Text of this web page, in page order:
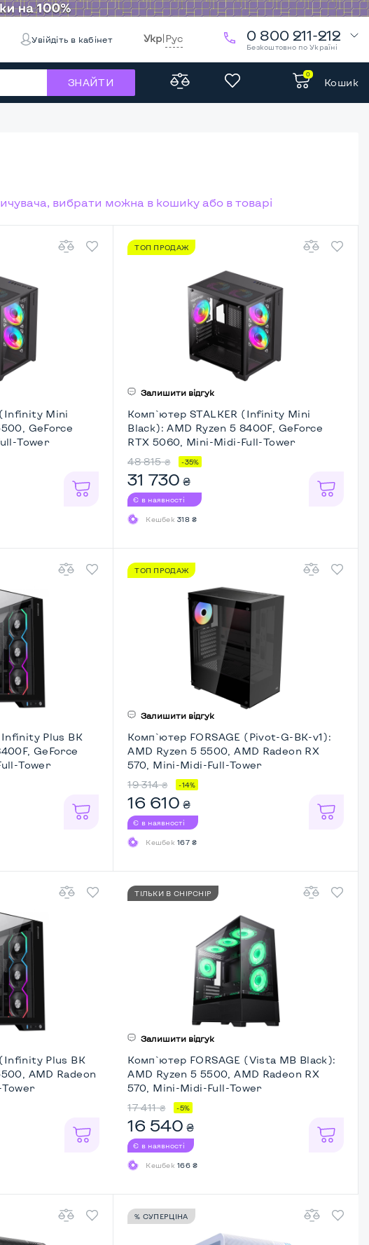
Увійдіть в кабінет Укр|Рус 0 800 211-212
Безкоштовно по Україні
ЗНАЙТИ
0
Кошик
вибрати можна в кошику або в товарі
(Infinity Mini
GeForce
Tower
ТОП ПРОДАЖ
Залишити відгук
Комп`ютер STALKER (Infinity Mini
Black): AMD Ryzen 5 8400F, GeForce
RTX 5060, Mini-Midi-Full-Tower
48 815 ₴ -35%
31 730 ₴
Є в наявності
Кешбек318 ₴
Plus BK
GeForce
Tower
ТОП ПРОДАЖ
Залишити відгук
Комп`ютер FORSAGE (Pivot-G-BK-v1):
AMD Ryzen 5 5500, AMD Radeon RX
570, Mini-Midi-Full-Tower
19 314 ₴ -14%
16 610 ₴
Є в наявності
Кешбек167 ₴
Plus BK
AMD Radeon
ТІЛЬКИ В CHIPCHIP
Залишити відгук
Комп`ютер FORSAGE (Vista MB Black):
AMD Ryzen 5 5500, AMD Radeon RX
570, Mini-Midi-Full-Tower
17 411 ₴ -5%
16 540 ₴
Є в наявності
Кешбек166 ₴
% СУПЕРЦІНА